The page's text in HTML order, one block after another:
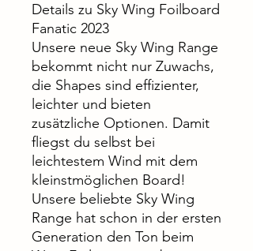
Details zu Sky Wing Foilboard
Fanatic 2023
Unsere neue Sky Wing Range
bekommt nicht nur Zuwachs,
die Shapes sind effizienter,
leichter und bieten
zusätzliche Optionen. Damit
fliegst du selbst bei
leichtestem Wind mit dem
kleinstmöglichen Board!
Unsere beliebte Sky Wing
Range hat schon in der ersten
Generation den Ton beim